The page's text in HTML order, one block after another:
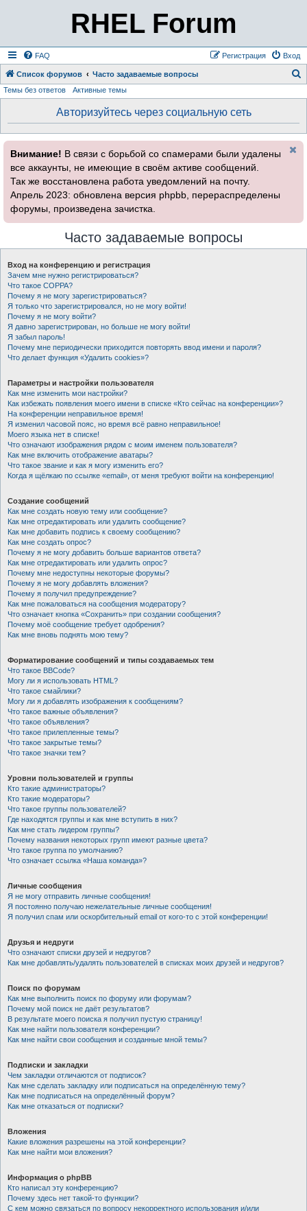
RHEL Forum
FAQ Вход
Регистрация
Список форумов Часто задаваемые вопросы
Темы без ответов Активные темы
Авторизуйтесь через социальную сеть
Внимание! В связи с борьбой со спамерами были удалены
все аккаунты, не имеющие в своём активе сообщений.
Так же восстановлена работа уведомлений на почту.
Апрель 2023: обновлена версия phpbb, перераспределены
форумы, произведена зачистка.
Часто задаваемые вопросы
Вход на конференцию и регистрация
Зачем мне нужно регистрироваться?
Что такое COPPA?
Почему я не могу зарегистрироваться?
Я только что зарегистрировался, но не могу войти!
Почему я не могу войти?
Я давно зарегистрирован, но больше не могу войти!
Я забыл пароль!
Почему мне периодически приходится повторять ввод имени и пароля?
Что делает функция «Удалить cookies»?
Параметры и настройки пользователя
Как мне изменить мои настройки?
Как избежать появления моего имени в списке «Кто сейчас на конференции»?
На конференции неправильное время!
Я изменил часовой пояс, но время всё равно неправильное!
Моего языка нет в списке!
Что означают изображения рядом с моим именем пользователя?
Как мне включить отображение аватары?
Что такое звание и как я могу изменить его?
Когда я щёлкаю по ссылке «email», от меня требуют войти на конференцию!
Создание сообщений
Как мне создать новую тему или сообщение?
Как мне отредактировать или удалить сообщение?
Как мне добавить подпись к своему сообщению?
Как мне создать опрос?
Почему я не могу добавить больше вариантов ответа?
Как мне отредактировать или удалить опрос?
Почему мне недоступны некоторые форумы?
Почему я не могу добавлять вложения?
Почему я получил предупреждение?
Как мне пожаловаться на сообщения модератору?
Что означает кнопка «Сохранить» при создании сообщения?
Почему моё сообщение требует одобрения?
Как мне вновь поднять мою тему?
Форматирование сообщений и типы создаваемых тем
Что такое BBCode?
Могу ли я использовать HTML?
Что такое смайлики?
Могу ли я добавлять изображения к сообщениям?
Что такое важные объявления?
Что такое объявления?
Что такое прилепленные темы?
Что такое закрытые темы?
Что такое значки тем?
Уровни пользователей и группы
Кто такие администраторы?
Кто такие модераторы?
Что такое группы пользователей?
Где находятся группы и как мне вступить в них?
Как мне стать лидером группы?
Почему названия некоторых групп имеют разные цвета?
Что такое группа по умолчанию?
Что означает ссылка «Наша команда»?
Личные сообщения
Я не могу отправить личные сообщения!
Я постоянно получаю нежелательные личные сообщения!
Я получил спам или оскорбительный email от кого-то с этой конференции!
Друзья и недруги
Что означают списки друзей и недругов?
Как мне добавлять/удалять пользователей в списках моих друзей и недругов?
Поиск по форумам
Как мне выполнить поиск по форуму или форумам?
Почему мой поиск не даёт результатов?
В результате моего поиска я получил пустую страницу!
Как мне найти пользователя конференции?
Как мне найти свои сообщения и созданные мной темы?
Подписки и закладки
Чем закладки отличаются от подписок?
Как мне сделать закладку или подписаться на определённую тему?
Как мне подписаться на определённый форум?
Как мне отказаться от подписки?
Вложения
Какие вложения разрешены на этой конференции?
Как мне найти мои вложения?
Информация о phpBB
Кто написал эту конференцию?
Почему здесь нет такой-то функции?
С кем можно связаться по вопросу некорректного использования и/или